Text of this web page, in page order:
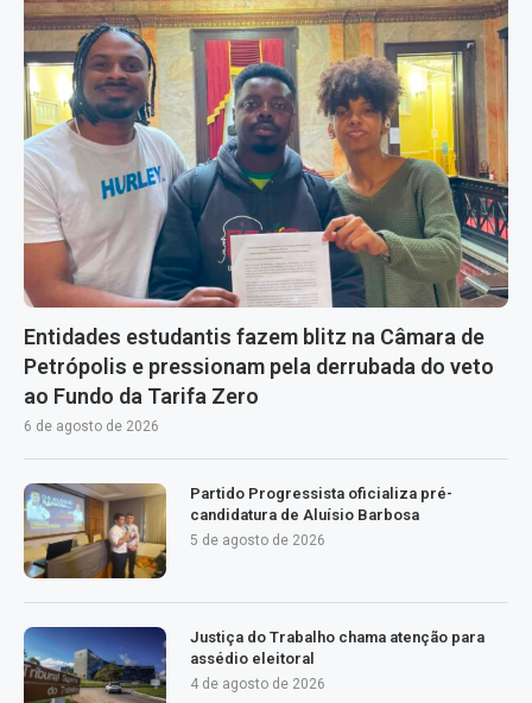
Entidades estudantis fazem blitz na Câmara de
Petrópolis e pressionam pela derrubada do veto
ao Fundo da Tarifa Zero
6 de agosto de 2026
Partido Progressista oficializa pré-
candidatura de Aluísio Barbosa
5 de agosto de 2026
Justiça do Trabalho chama atenção para
assédio eleitoral
4 de agosto de 2026